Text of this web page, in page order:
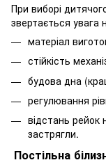
При виборі
звертається увага
матеріал
стійкість
будова дна
регулювання
відстань
застрягли.
Постільна